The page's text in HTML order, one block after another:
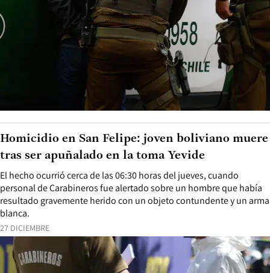
27 DICIEMBRE
El hecho ocurrió cerca de las 06:30 horas del jueves, cuando
personal de Carabineros fue alertado sobre un hombre que había
resultado gravemente herido con un objeto contundente y un arma
blanca.
Homicidio en San Felipe: joven boliviano muere
tras ser apuñalado en la toma Yevide